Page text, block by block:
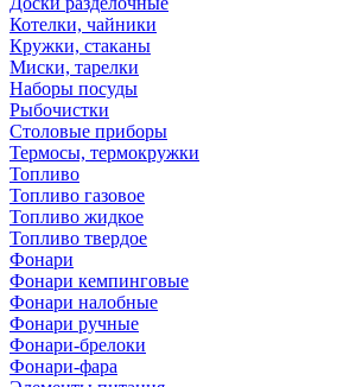
Котелки, чайники
Кружки, стаканы
Миски, тарелки
Наборы посуды
Рыбочистки
Столовые приборы
Термосы, термокружки
Топливо
Топливо газовое
Топливо жидкое
Топливо твердое
Фонари
Фонари кемпинговые
Фонари налобные
Фонари ручные
Фонари-брелоки
Фонари-фара